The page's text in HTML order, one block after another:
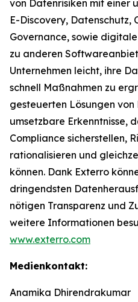
von Datenrisiken mit einer
E-Discovery, Datenschutz,
Governance, sowie
zu anderen
Unternehmen leicht, ihre
schnell Maßnahmen zu
gesteuerten Lösungen
umsetzbare Erkenntnisse,
Compliance sicherstellen,
rationalisieren und
können. Dank Exterro
dringendsten
nötigen Transparenz und
weitere Informationen
www.exterro.com
Medienkontakt:
Anamika Dhirendrakumar